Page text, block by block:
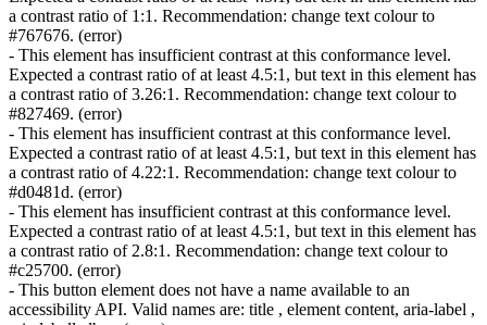
a contrast ratio of 1:1. Recommendation: change text colour to
#767676. (error)
- This element has insufficient contrast at this conformance level.
Expected a contrast ratio of at least 4.5:1, but text in this element has
a contrast ratio of 3.26:1. Recommendation: change text colour to
#827469. (error)
- This element has insufficient contrast at this conformance level.
Expected a contrast ratio of at least 4.5:1, but text in this element has
a contrast ratio of 4.22:1. Recommendation: change text colour to
#d0481d. (error)
- This element has insufficient contrast at this conformance level.
Expected a contrast ratio of at least 4.5:1, but text in this element has
a contrast ratio of 2.8:1. Recommendation: change text colour to
#c25700. (error)
- This button element does not have a name available to an
accessibility API. Valid names are: title , element content, aria-label ,